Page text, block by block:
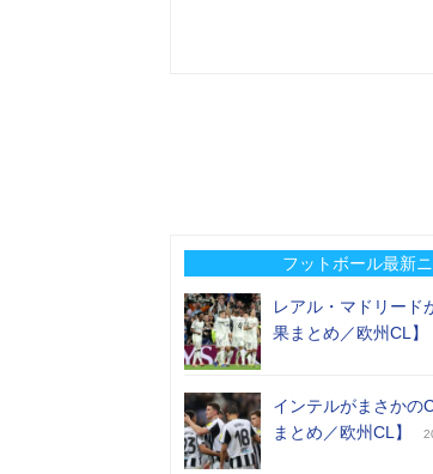
フットボール最新
レアル・マドリード
果まとめ／欧州CL】
インテルがまさかの
まとめ／欧州CL】